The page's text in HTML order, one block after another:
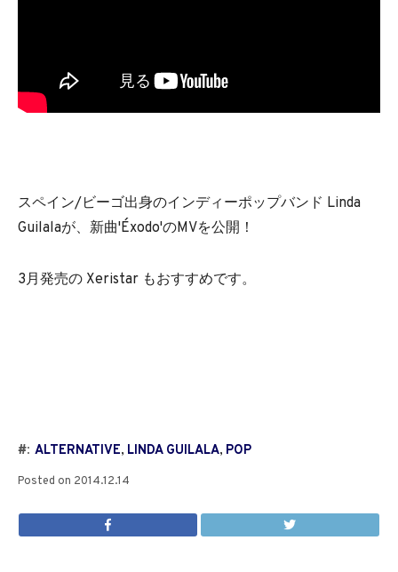
スペイン/ビーゴ出身のインディーポップバンド Linda
Guilalaが、新曲'Éxodo'のMVを公開！
3月発売の Xeristar もおすすめです。
#: ALTERNATIVE, LINDA GUILALA, POP
Posted on 2014.12.14